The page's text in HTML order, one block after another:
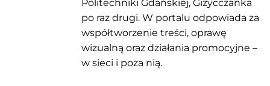
Politechniki Gdańskiej, Giżycczanka
po raz drugi. W portalu odpowiada za
współtworzenie treści, oprawę
wizualną oraz działania promocyjne –
w sieci i poza nią.